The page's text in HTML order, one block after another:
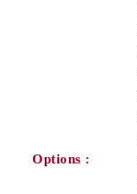
Options :